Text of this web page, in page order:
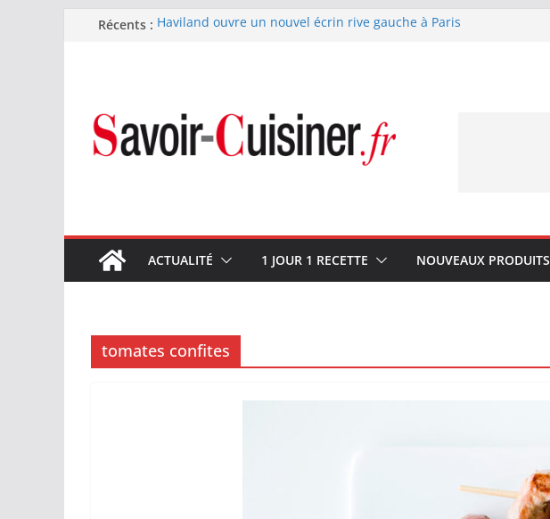
PasserRécents : Haviland ouvre un nouvel écrin rive gauche à Paris
Fête des Pères : le digestif se fait gourmand avec Laphroaig
et Arnaud Larher
Catawiki met aux enchères un whisky japonais Karuizawa
ACTUALITÉ 1 JOUR 1 RECETTE NOUVEAUX PRODUITS
tomates confites